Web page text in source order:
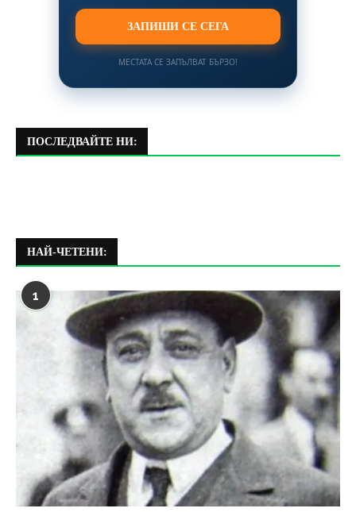
ЗАПИШИ СЕ СЕГА
МЕСТАТА СЕ ЗАПЪЛВАТ БЪРЗО!
ПОСЛЕДВАЙТЕ НИ:
НАЙ-ЧЕТЕНИ:
1